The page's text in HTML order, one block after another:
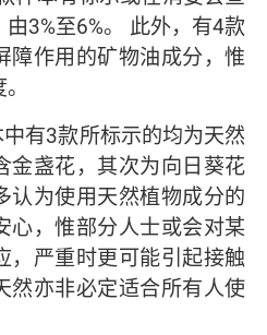
3%至6%。 此外，有4款
障作用的矿物油成分，惟
有3款所标示的均为天然
金盏花，其次为向日葵花
认为使用天然植物成分的
心，惟部分人士或会对某
，严重时更可能引起接触
然亦非必定适合所有人使